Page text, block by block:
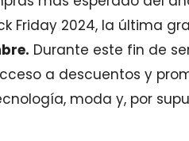
Friday 2024, la última
Durante este fin de
a descuentos y
moda y, por